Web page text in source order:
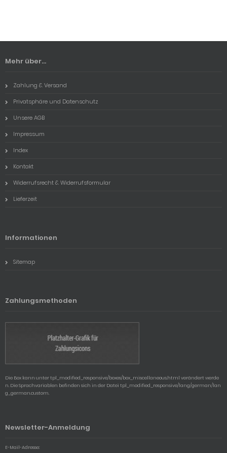
Mehr über...
Zahlung & Versand
Privatsphäre und Datenschutz
Unsere AGB
Impressum
Index
Kontakt
Widerrufsrecht & Widerrufsformular
Lieferzeit
Informationen
Sitemap
Zahlungsmethoden
Die Box kann unter tpl_modified_responsive/boxes/box_miscellaneous.html verändert werde
n. Die Sprachvariablen befinden sich in der Datei tpl_modified_responsive/lang/german/lan
g_german.custom.
Newsletter-Anmeldung
E-Mail-Adresse: